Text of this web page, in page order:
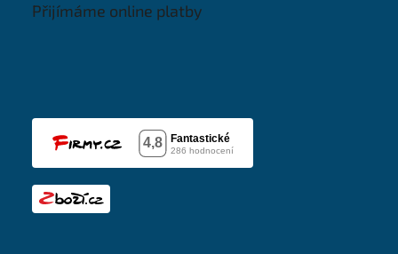
Přijímáme online platby